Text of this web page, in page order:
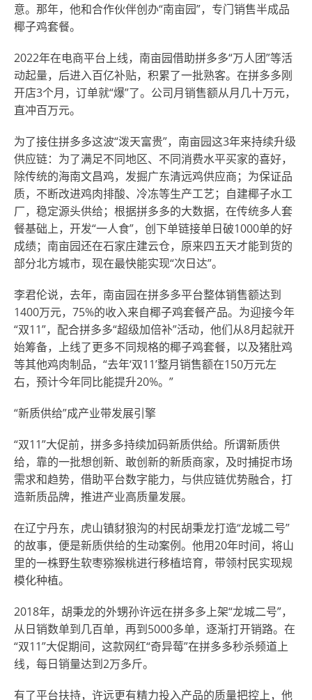
意。那年，他和合作伙伴创办“南亩园”，专门销售半成品
椰子鸡套餐。
2022年在电商平台上线，南亩园借助拼多多“万人团”等活
动起量，后进入百亿补贴，积累了一批熟客。在拼多多刚
开店3个月，订单就“爆”了。公司月销售额从月几十万元，
直冲百万元。
为了接住拼多多这波“泼天富贵”，南亩园这3年来持续升级
供应链：为了满足不同地区、不同消费水平买家的喜好，
除传统的海南文昌鸡，发掘广东清远鸡供应商；为保证品
质，不断改进鸡肉排酸、冷冻等生产工艺；自建椰子水工
厂，稳定源头供给；根据拼多多的大数据，在传统多人套
餐基础上，开发“一人食”，创下单链接单日破1000单的好
成绩；南亩园还在石家庄建云仓，原来四五天才能到货的
部分北方城市，现在最快能实现“次日达”。
李君伦说，去年，南亩园在拼多多平台整体销售额达到
1400万元，75%的收入来自椰子鸡套餐产品。为迎接今年
“双11”，配合拼多多“超级加倍补”活动，他们从8月起就开
始筹备，上线了更多不同规格的椰子鸡套餐，以及猪肚鸡
等其他鸡肉制品，“去年‘双11’整月销售额在150万元左
右，预计今年同比能提升20%。”
“新质供给”成产业带发展引擎
“双11”大促前，拼多多持续加码新质供给。所谓新质供
给，靠的一批想创新、敢创新的新质商家，及时捕捉市场
需求和趋势，借助平台数字能力，与供应链优势融合，打
造新质品牌，推进产业高质量发展。
在辽宁丹东，虎山镇豺狼沟的村民胡秉龙打造“龙城二号”
的故事，便是新质供给的生动案例。他用20年时间，将山
里的一株野生软枣猕猴桃进行移植培育，带领村民实现规
模化种植。
2018年，胡秉龙的外甥孙许远在拼多多上架“龙城二号”，
从日销数单到几百单，再到5000多单，逐渐打开销路。在
“双11”大促期间，这款网红“奇异莓”在拼多多秒杀频道上
线，每日销量达到2万多斤。
有了平台扶持，许远更有精力投入产品的质量把控上，他